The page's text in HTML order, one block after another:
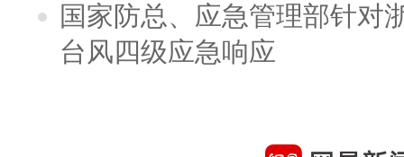
国家防总、应急管理部针对
台风四级应急响应